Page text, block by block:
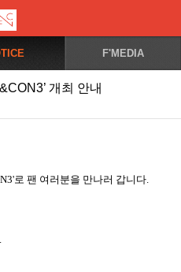
F'MEDIA
개최 안내
로 팬 여러분을 만나러 갑니다.
.